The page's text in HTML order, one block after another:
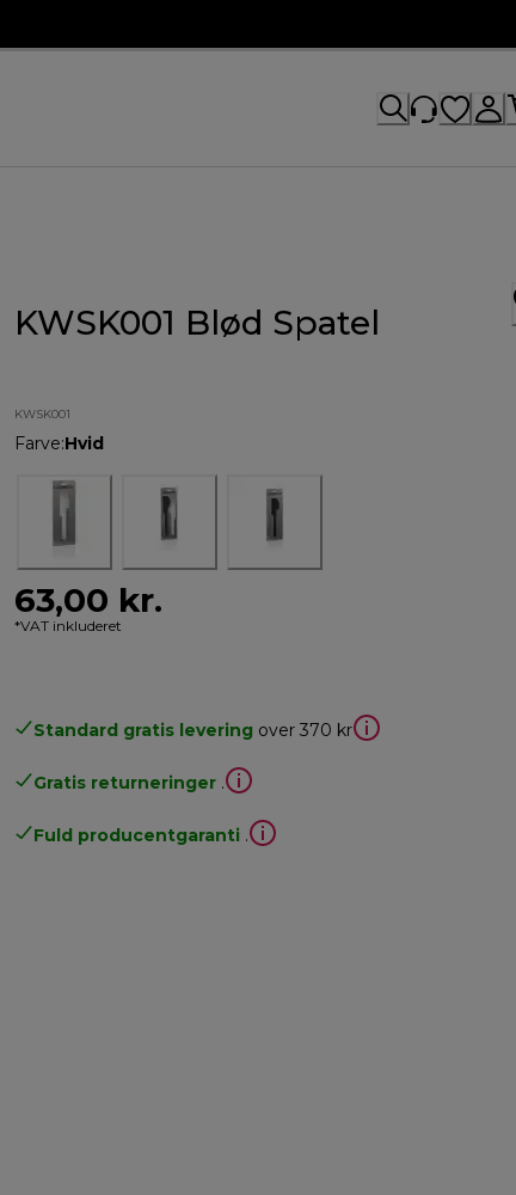
KWSK001 Blød Spatel
KWSK001
Farve:Hvid
63,00 kr.
*VAT inkluderet
Standard gratis levering over 370 kr
Gratis returneringer .
Fuld producentgaranti .